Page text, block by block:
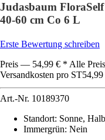
Judasbaum
40-60 cm Co 6 L
Erste Bewertung schreiben
Preis — 54,99 € * Alle
Versandkosten pro ST54,99
Art.-Nr. 10189370
Standort: Sonne,
Immergrün: Nein